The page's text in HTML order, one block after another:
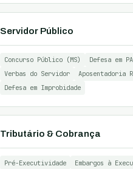
Servidor Público
Concurso Público (MS)
Defesa em
Verbas do Servidor
Aposentadoria
Defesa em Improbidade
Tributário & Cobrança
Pré-Executividade
Embargos à